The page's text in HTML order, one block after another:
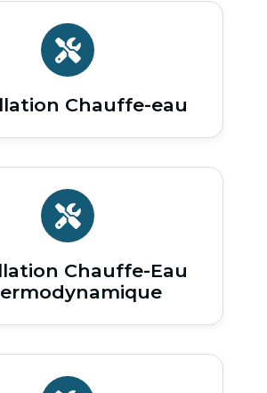
Chauffe-eau
Chauffe-Eau